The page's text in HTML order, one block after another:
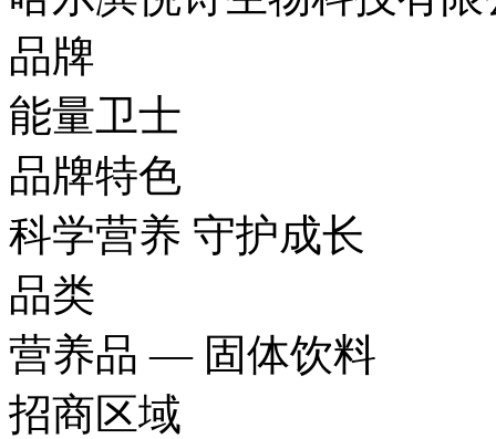
品牌
能量卫士
品牌特色
科学营养 守护成长
品类
营养品 — 固体饮料
招商区域